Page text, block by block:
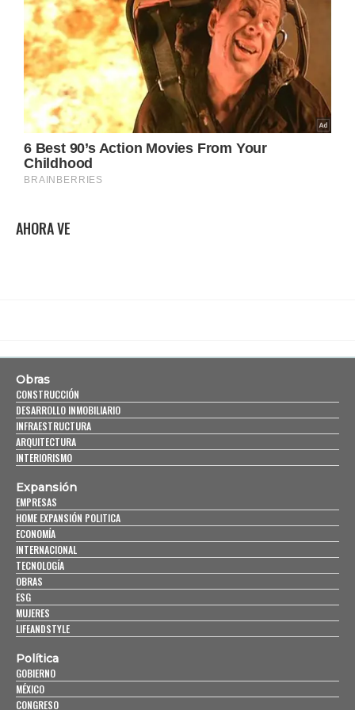
AHORA VE
Obras
CONSTRUCCIÓN
DESARROLLO INMOBILIARIO
INFRAESTRUCTURA
ARQUITECTURA
INTERIORISMO
Expansión
EMPRESAS
HOME EXPANSIÓN POLITICA
ECONOMÍA
INTERNACIONAL
TECNOLOGÍA
OBRAS
ESG
MUJERES
LIFEANDSTYLE
Política
GOBIERNO
MÉXICO
CONGRESO